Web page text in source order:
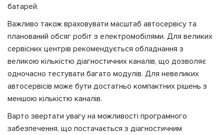
батарей.
Важливо також враховувати масштаб автосервісу та
планований обсяг робіт з електромобілями. Для великих
сервісних центрів рекомендується обладнання з
великою кількістю діагностичних каналів, що дозволяє
одночасно тестувати багато модулів. Для невеликих
автосервісів може бути достатньо компактних рішень з
меншою кількістю каналів.
Варто звертати увагу на можливості програмного
забезпечення, що постачається з діагностичним